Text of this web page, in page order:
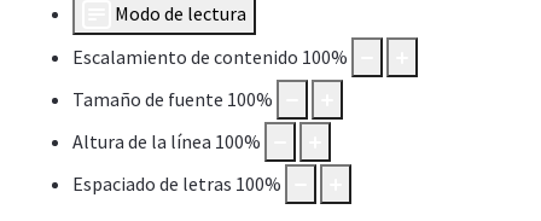
Modo de lectura
Escalamiento de contenido 100%
Tamaño de fuente 100%
Altura de la línea 100%
Espaciado de letras 100%